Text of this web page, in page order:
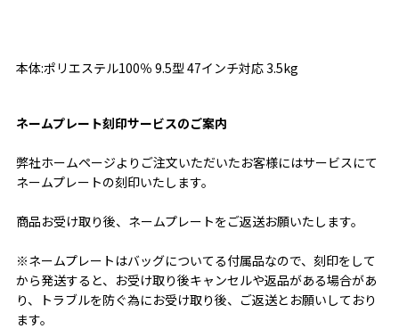
本体:ポリエステル100％ 9.5型 47インチ対応 3.5kg
ネームプレート刻印サービスのご案内
弊社ホームページよりご注文いただいたお客様にはサービスにて
ネームプレートの刻印いたします。
商品お受け取り後、ネームプレートをご返送お願いたします。
※ネームプレートはバッグについてる付属品なので、刻印をして
から発送すると、お受け取り後キャンセルや返品がある場合があ
り、トラブルを防ぐ為にお受け取り後、ご返送とお願いしており
ます。